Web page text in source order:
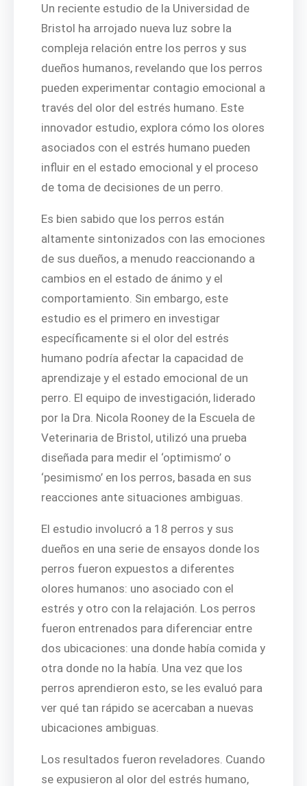
Un reciente estudio de la Universidad de
Bristol ha arrojado nueva luz sobre la
compleja relación entre los perros y sus
dueños humanos, revelando que los perros
pueden experimentar contagio emocional a
través del olor del estrés humano. Este
innovador estudio, explora cómo los olores
asociados con el estrés humano pueden
influir en el estado emocional y el proceso
de toma de decisiones de un perro.
Es bien sabido que los perros están
altamente sintonizados con las emociones
de sus dueños, a menudo reaccionando a
cambios en el estado de ánimo y el
comportamiento. Sin embargo, este
estudio es el primero en investigar
específicamente si el olor del estrés
humano podría afectar la capacidad de
aprendizaje y el estado emocional de un
perro. El equipo de investigación, liderado
por la Dra. Nicola Rooney de la Escuela de
Veterinaria de Bristol, utilizó una prueba
diseñada para medir el ‘optimismo’ o
‘pesimismo’ en los perros, basada en sus
reacciones ante situaciones ambiguas.
El estudio involucró a 18 perros y sus
dueños en una serie de ensayos donde los
perros fueron expuestos a diferentes
olores humanos: uno asociado con el
estrés y otro con la relajación. Los perros
fueron entrenados para diferenciar entre
dos ubicaciones: una donde había comida y
otra donde no la había. Una vez que los
perros aprendieron esto, se les evaluó para
ver qué tan rápido se acercaban a nuevas
ubicaciones ambiguas.
Los resultados fueron reveladores. Cuando
se expusieron al olor del estrés humano,